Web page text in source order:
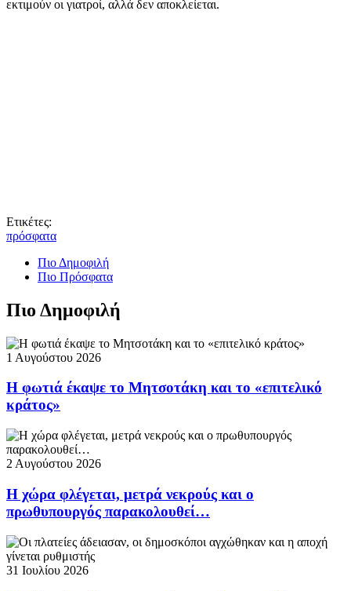
εκτιμούν οι γιατροί, αλλά δεν αποκλείεται.
Ετικέτες:
πρόσφατα
Πιο Δημοφιλή
Πιο Πρόσφατα
Πιο Δημοφιλή
1 Αυγούστου 2026
Η φωτιά έκαψε το Μητσοτάκη και το «επιτελικό
κράτος»
2 Αυγούστου 2026
Η χώρα φλέγεται, μετρά νεκρούς και ο
πρωθυπουργός παρακολουθεί…
31 Ιουλίου 2026